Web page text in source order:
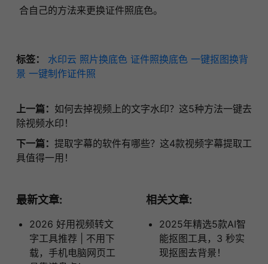
合自己的方法来更换证件照底色。
标签： 水印云 照片换底色 证件照换底色 一键抠图换背
景 一键制作证件照
上一篇： 如何去掉视频上的文字水印？这5种方法一键去
除视频水印！
下一篇： 提取字幕的软件有哪些？这4款视频字幕提取工
具值得一用！
最新文章:
2026 好用视频转文
字工具推荐 | 不用下
载，手机电脑网页工
相关文章:
2025年精选5款AI智
能抠图工具，3 秒实
现抠图去背景！